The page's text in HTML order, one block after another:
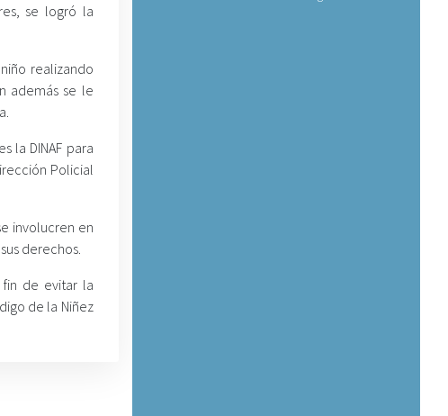
se logró la
realizando
además se le
la DINAF para
Policial
involucren en
derechos.
fin de evitar la
de la Niñez